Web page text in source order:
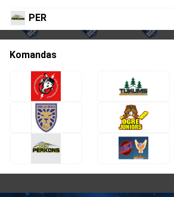
PER
Komandas